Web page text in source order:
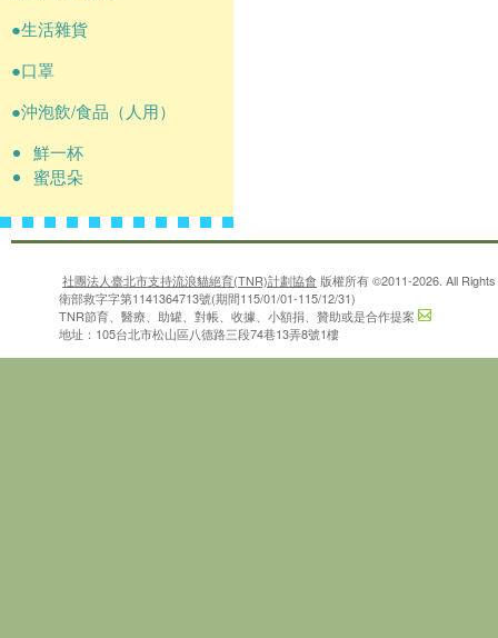
●生活雜貨
●口罩
●沖泡飲/食品（人用）
鮮一杯
蜜思朵
社團法人臺北市支持流浪貓絕育(TNR)計劃協會 版權所有 ©2011-2026. All
衛部救字字第1141364713號(期間115/01/01-115/12/31)
TNR節育、醫療、助罐、對帳、收據、小額捐、贊助或是合作提案
地址：105台北市松山區八德路三段74巷13弄8號1樓